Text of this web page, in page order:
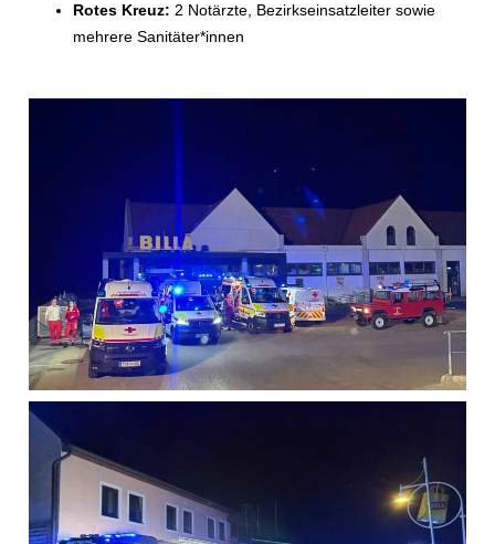
Rotes Kreuz: 2 Notärzte, Bezirkseinsatzleiter sowie
mehrere Sanitäter*innen